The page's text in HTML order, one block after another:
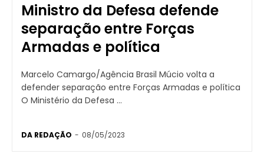
Ministro da Defesa defende
separação entre Forças
Armadas e política
Marcelo Camargo/Agência Brasil Múcio volta a
defender separação entre Forças Armadas e política
O Ministério da Defesa ...
DA REDAÇÃO - 08/05/2023